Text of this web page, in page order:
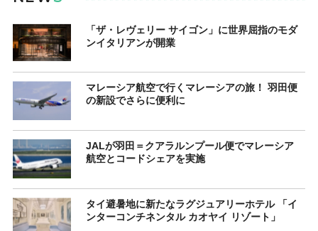
「ザ・レヴェリー サイゴン」に世界屈指のモダ
ンイタリアンが開業
マレーシア航空で行くマレーシアの旅！ 羽田便
の新設でさらに便利に
JALが羽田＝クアラルンプール便でマレーシア
航空とコードシェアを実施
タイ避暑地に新たなラグジュアリーホテル 「イ
ンターコンチネンタル カオヤイ リゾート」